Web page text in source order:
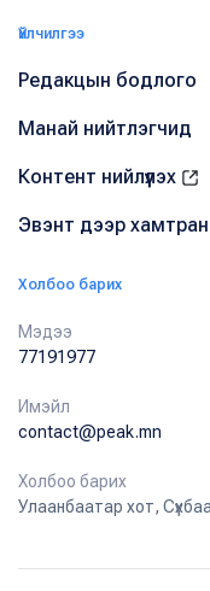
Үйлчилгээ
Редакцын бодлого
Манай нийтлэгчид
Контент нийлүүлэх
Эвэнт дээр
Холбоо барих
Мэдээ
77191977
Имэйл
contact@peak.mn
Холбоо барих
Улаанбаатар хот,